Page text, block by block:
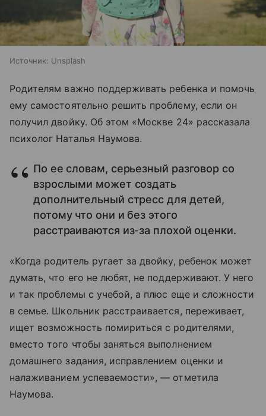
Источник: Unsplash
Родителям важно поддерживать ребенка и помочь
ему самостоятельно решить проблему, если он
получил двойку. Об этом «Москве 24» рассказала
психолог Наталья Наумова.
По ее словам, серьезный разговор со
взрослыми может создать
дополнительный стресс для детей,
потому что они и без этого
расстраиваются из-за плохой оценки.
«Когда родитель ругает за двойку, ребенок может
думать, что его не любят, не поддерживают. У него
и так проблемы с учебой, а плюс еще и сложности
в семье. Школьник расстраивается, переживает,
ищет возможность помириться с родителями,
вместо того чтобы заняться выполнением
домашнего задания, исправлением оценки и
налаживанием успеваемости», — отметила
Наумова.